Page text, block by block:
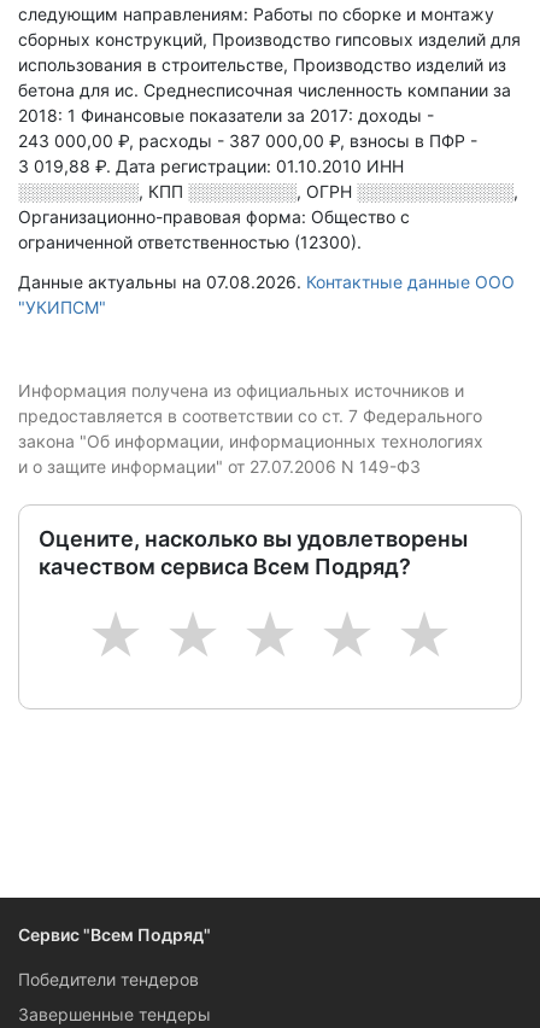
следующим направлениям: Работы по сборке и монтажу
сборных конструкций, Производство гипсовых изделий для
использования в строительстве, Производство изделий из
бетона для ис. Среднесписочная численность компании за
2018: 1 Финансовые показатели за 2017: доходы -
243 000,00 ₽, расходы - 387 000,00 ₽, взносы в ПФР -
3 019,88 ₽. Дата регистрации: 01.10.2010 ИНН
░░░░░░░░░░, КПП ░░░░░░░░░, ОГРН ░░░░░░░░░░░░░,
Организационно-правовая форма: Общество с
ограниченной ответственностью (12300).
Данные актуальны на 07.08.2026. Контактные данные ООО
"УКИПСМ"
Информация получена из официальных источников и
предоставляется в соответствии со ст. 7 Федерального
закона "Об информации, информационных технологиях
и о защите информации" от 27.07.2006 N 149-ФЗ
Оцените, насколько вы удовлетворены
качеством сервиса Всем Подряд?
5
4
3
2
1
Сервис "Всем Подряд"
Победители тендеров
Завершенные тендеры